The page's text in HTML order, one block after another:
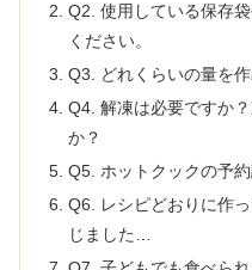
Q2. 使用している保存
ください。
Q3. どれくらいの量を
Q4. 解凍は必要ですか
か？
Q5. ホットクックの予
Q6. レシピどおりに作
じました…